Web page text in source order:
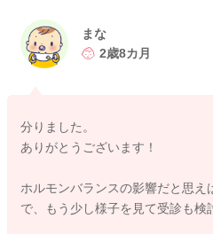
これ以上は助産師の範疇を超えて
ば受診もご検討なさってみてくだ
どうぞよろしくお願いいたします。
まな
2歳8カ月
分りました。
ありがとうございます！
ホルモンバランスの影響だと思え
で、もう少し様子を見て受診も検